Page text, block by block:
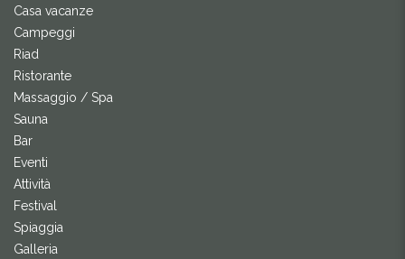
Casa vacanze
Campeggi
Riad
Ristorante
Massaggio / Spa
Sauna
Bar
Eventi
Attività
Festival
Spiaggia
Galleria